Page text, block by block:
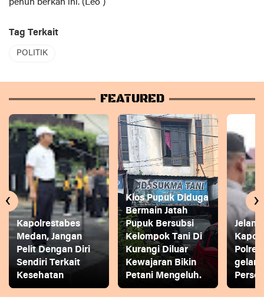
penuh berkah ini. (Leo )
Tag Terkait
POLITIK
FEATURED
Kapolrestabes
Medan, Jangan
Pelit Dengan Diri
Sendiri Terkait
Kesehatan
Kios Pupuk Diduga
Bermain Jatah
Pupuk Bersubsi
Kelompok Tani Di
Kurangi Diluar
Kewajaran Bikin
Petani Mengeluh.
gelar
‹ ›